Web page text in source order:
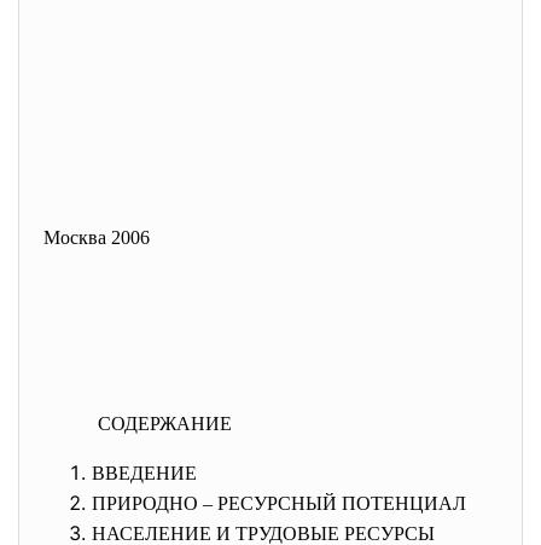
Москва 2006
СОДЕРЖАНИЕ
ВВЕДЕНИЕ
ПРИРОДНО – РЕСУРСНЫЙ ПОТЕНЦИАЛ
НАСЕЛЕНИЕ И ТРУДОВЫЕ РЕСУРСЫ